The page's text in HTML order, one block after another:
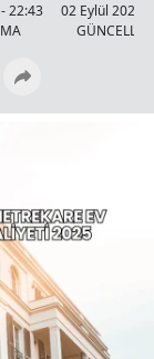
22:43
02 Eylül 2025